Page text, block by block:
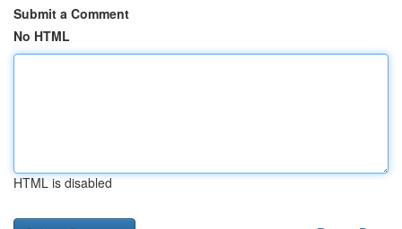
Submit a Comment
No HTML
HTML is disabled